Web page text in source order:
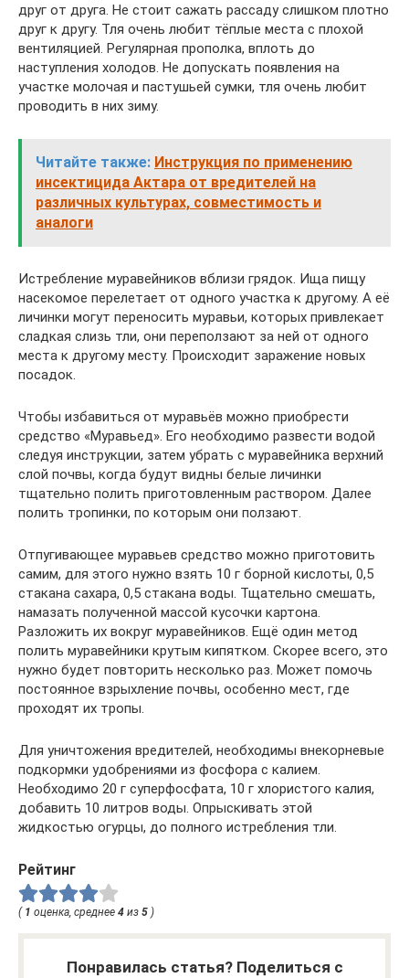
друг от друга. Не стоит сажать рассаду слишком плотно
друг к другу. Тля очень любит тёплые места с плохой
вентиляцией. Регулярная прополка, вплоть до
наступления холодов. Не допускать появления на
участке молочая и пастушьей сумки, тля очень любит
проводить в них зиму.
Читайте также: Инструкция по применению
инсектицида Актара от вредителей на
различных культурах, совместимость и
аналоги
Истребление муравейников вблизи грядок. Ища пищу
насекомое перелетает от одного участка к другому. А её
личинки могут переносить муравьи, которых привлекает
сладкая слизь тли, они переползают за ней от одного
места к другому месту. Происходит заражение новых
посадок.
Чтобы избавиться от муравьёв можно приобрести
средство «Муравьед». Его необходимо развести водой
следуя инструкции, затем убрать с муравейника верхний
слой почвы, когда будут видны белые личинки
тщательно полить приготовленным раствором. Далее
полить тропинки, по которым они ползают.
Отпугивающее муравьев средство можно приготовить
самим, для этого нужно взять 10 г борной кислоты, 0,5
стакана сахара, 0,5 стакана воды. Тщательно смешать,
намазать полученной массой кусочки картона.
Разложить их вокруг муравейников. Ещё один метод
полить муравейники крутым кипятком. Скорее всего, это
нужно будет повторить несколько раз. Может помочь
постоянное взрыхление почвы, особенно мест, где
проходят их тропы.
Для уничтожения вредителей, необходимы внекорневые
подкормки удобрениями из фосфора с калием.
Необходимо 20 г суперфосфата, 10 г хлористого калия,
добавить 10 литров воды. Опрыскивать этой
жидкостью огурцы, до полного истребления тли.
Рейтинг
( 1 оценка, среднее 4 из 5 )
Понравилась статья? Поделиться с